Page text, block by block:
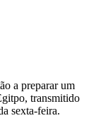
a preparar um
transmitido
sexta-feira.